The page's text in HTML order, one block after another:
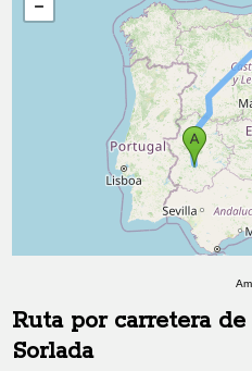
Ruta por carretera de
Sorlada